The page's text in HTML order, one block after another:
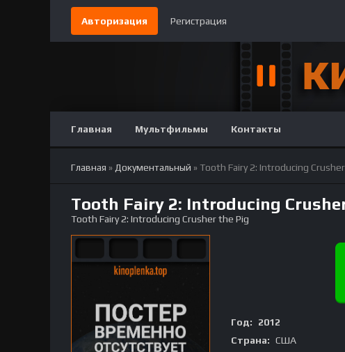
Авторизация Регистрация
Главная Мультфильмы Контакты
Главная » Документальный » Tooth Fairy 2: Introducing
Tooth Fairy 2: Introducing
Tooth Fairy 2: Introducing Crusher the Pig
Год:
2012
Страна: США